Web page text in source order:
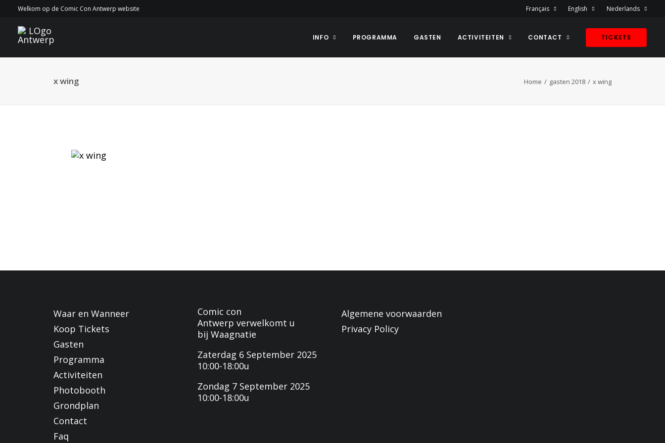
Welkom op de Comic Con Antwerp website Français English Nederlands
INFO PROGRAMMA GASTEN ACTIVITEITEN CONTACT TICKETS
x wing Home gasten 2018 x wing
Waar en Wanneer
Koop Tickets
Gasten
Programma
Activiteiten
Photobooth
Grondplan
Contact
Faq
Comic con
Antwerp verwelkomt u
bij Waagnatie
Zaterdag 6 September 2025
10:00-18:00u
Zondag 7 September 2025
10:00-18:00u
Algemene voorwaarden
Privacy Policy